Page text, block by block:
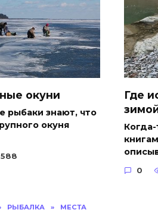
РЫБАЛКА » МЕСТА
окуни
рыбаки знают, что
окуня
588
Где
Когда-
0